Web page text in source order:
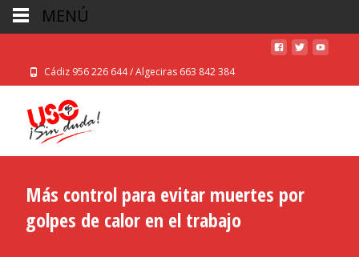
Cádiz 956 226 644 / Algeciras 663 842 384
Más control para evitar muertes por
golpes de calor en el trabajo
MENÚ